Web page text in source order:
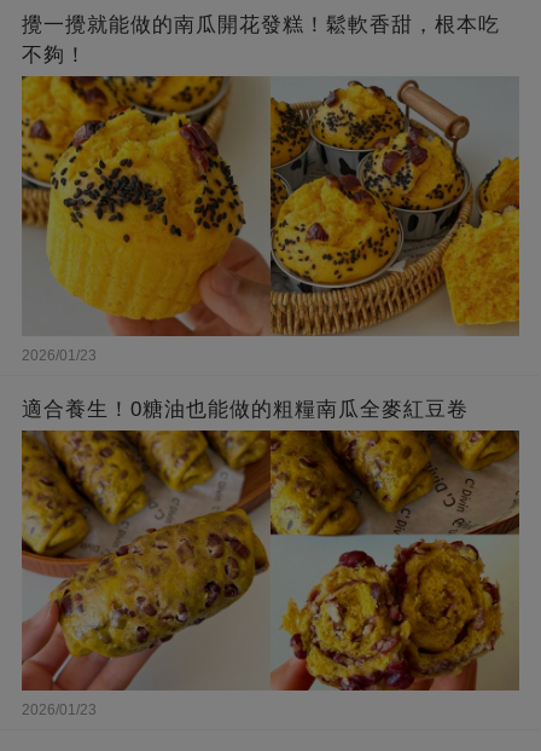
攪一攪就能做的南瓜開花發糕！鬆軟香甜，根本吃
不夠！
2026/01/23
適合養生！0糖油也能做的粗糧南瓜全麥紅豆卷
2026/01/23